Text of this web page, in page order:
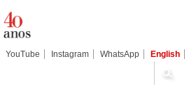
YouTube Instagram WhatsApp English